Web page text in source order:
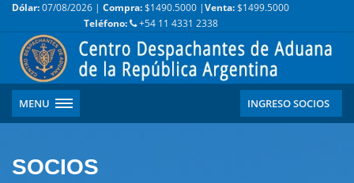
Dólar:07/08/2026 | Compra:$1490.5000 |Venta:$1499.5000
Teléfono:
+54 11 4331 2338
MENU INGRESO SOCIOS
SOCIOS